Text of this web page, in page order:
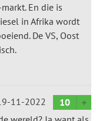
En die is
in Afrika wordt
De VS, Oost
11-2022
10